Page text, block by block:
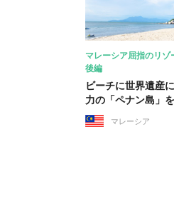
マレーシア屈指のリ
後編
ビーチに世界遺産
力の「ペナン島」
マレーシア